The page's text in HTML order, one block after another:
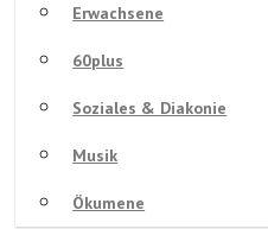
Erwachsene
60plus
Soziales & Diakonie
Musik
Ökumene